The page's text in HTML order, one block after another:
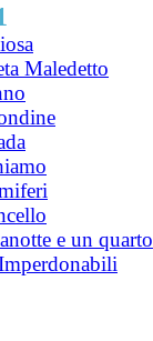
Maledetto
e un quarto